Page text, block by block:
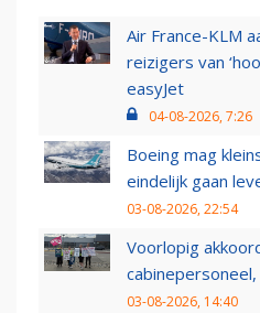
Air France-KLM
reizigers van
easyJet
04-08-2026, 7:26
Boeing mag
eindelijk gaan
03-08-2026, 22:54
Voorlopig
03-08-2026, 14:40